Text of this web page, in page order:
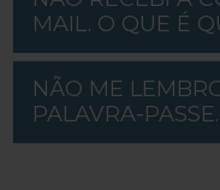
MAIL. O QUE É
NÃO ME
PALAVRA-PASSE.